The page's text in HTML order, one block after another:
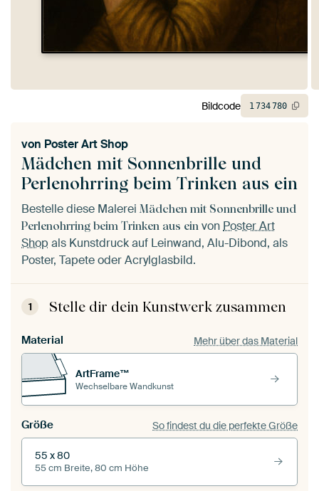
Mädchen mit Sonnenbrille und
Perlenohrring beim Trinken aus ein
von Poster Art Shop
Bestelle diese Malerei Mädchen mit Sonnenbrille und
Perlenohrring beim Trinken aus ein vonPoster Art
Shop als Kunstdruck auf Leinwand, Alu-Dibond, als
Poster, Tapete oder Acrylglasbild.
1 Stelle dir dein Kunstwerk zusammen
Material Mehr über das Material
ArtFrame™
Wechselbare Wandkunst
Größe So findest du die perfekte Größe
55 x 80
55 cm Breite, 80 cm Höhe
Bildcode 1734780